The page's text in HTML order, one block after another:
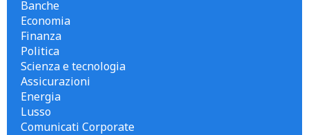
Banche
Economia
Finanza
Politica
Scienza e tecnologia
Assicurazioni
Energia
Lusso
Comunicati Corporate